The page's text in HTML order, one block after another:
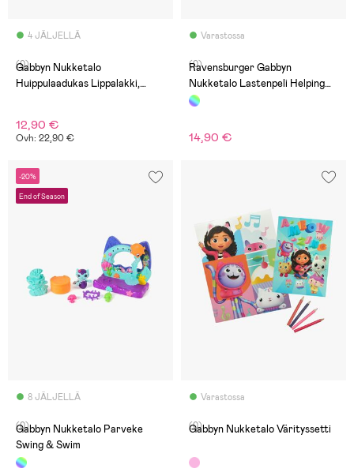
4 JÄLJELLÄ
(0)
Gabbyn Nukketalo
Huippulaadukas Lippalakki,
12,90 €
Ovh: 22,90 €
Varastossa
(0)
Ravensburger Gabbyn
Nukketalo Lastenpeli Helping
Gabby
14,90 €
-20%
End of Season
8 JÄLJELLÄ
(0)
Gabbyn Nukketalo Parveke
Swing & Swim
Varastossa
(0)
Gabbyn Nukketalo Värityssetti